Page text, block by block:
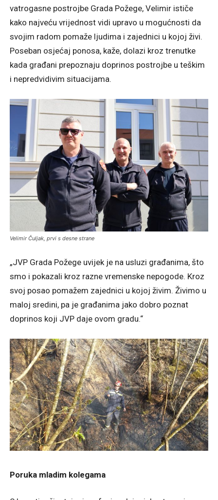
vatrogasne postrojbe Grada Požege, Velimir ističe
kako najveću vrijednost vidi upravo u mogućnosti da
svojim radom pomaže ljudima i zajednici u kojoj živi.
Poseban osjećaj ponosa, kaže, dolazi kroz trenutke
kada građani prepoznaju doprinos postrojbe u teškim
i nepredvidivim situacijama.
Velimir Čuljak, prvi s desne strane
„JVP Grada Požege uvijek je na usluzi građanima, što
smo i pokazali kroz razne vremenske nepogode. Kroz
svoj posao pomažem zajednici u kojoj živim. Živimo u
maloj sredini, pa je građanima jako dobro poznat
doprinos koji JVP daje ovom gradu.“
Poruka mladim kolegama